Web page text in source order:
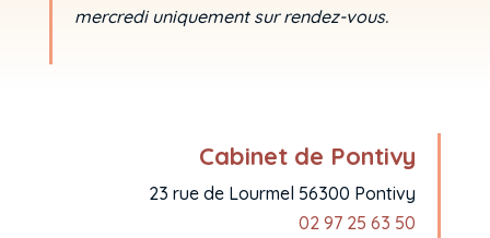
mercredi uniquement sur rendez-vous.
Cabinet de Pontivy
23 rue de Lourmel 56300 Pontivy
02 97 25 63 50